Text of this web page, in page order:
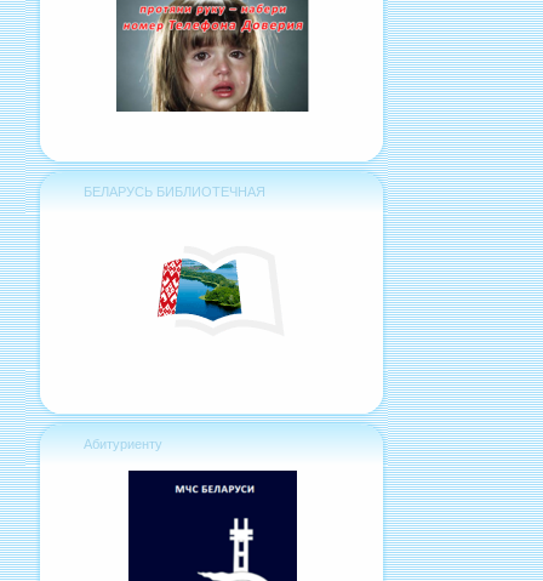
БЕЛАРУСЬ БИБЛИОТЕЧНАЯ
Абитуриенту